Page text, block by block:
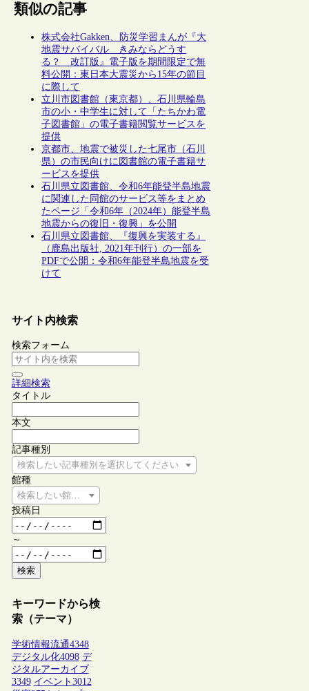
類似の記事
株式会社Gakken、防災学習まんが『大
地震サバイバル きみならどうす
る？ 改訂版』電子版を期間限定で無
料公開：東日本大震災から15年の節目
に際して
立川市図書館（東京都）、石川県輪島
市の小・中学生に対して「たちかわ電
子図書館」の電子書籍閲覧サービスを
提供
京都市、地震で被災した七尾市（石川
県）の市民向けに図書館の電子書籍サ
ービスを提供
石川県立図書館、令和6年能登半島地震
に関連した同館のサービス等をまとめ
たページ「令和6年（2024年）能登半島
地震からの復旧・復興」を公開
石川県立図書館、『復興を実装する』
（鹿島出版社, 2021年刊行）の一部を
PDFで公開：令和6年能登半島地震を受
けて
サイト内検索
検索フォーム
詳細検索
タイトル
本文
記事種別
検索したい記事種別を選択してください
館種
検索したい館種を選択してください
投稿日
～
検索
キーワードから検
索（テーマ）
学術情報流通4348
デジタル化4098 デ
ジタルアーカイブ
3349 イベント 3012